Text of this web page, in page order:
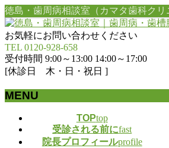
徳島・歯周病相談室（カマタ歯科クリ
お気軽にお問い合わせください
TEL 0120-928-658
受付時間 9:00～13:00 14:00～17:00
[休診日 木・日・祝日 ]
MENU
TOPtop
受診される前にfast
院長プロフィールprofile